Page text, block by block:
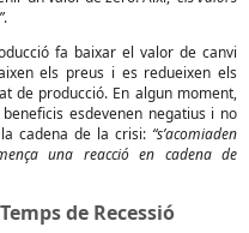
.
fa baixar el valor de canvi
els preus i es redueixen els
de producció. En algun moment,
esdevenen negatius i no
cadena de la crisi: “s’acomiaden
una reacció en cadena de
de Recessió